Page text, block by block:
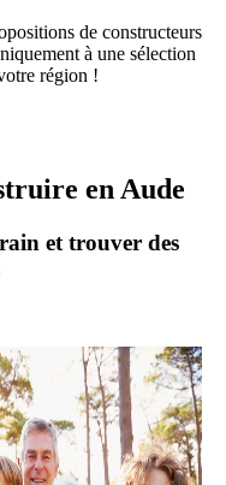
de constructeurs
à une sélection
région !
en Aude
et trouver des